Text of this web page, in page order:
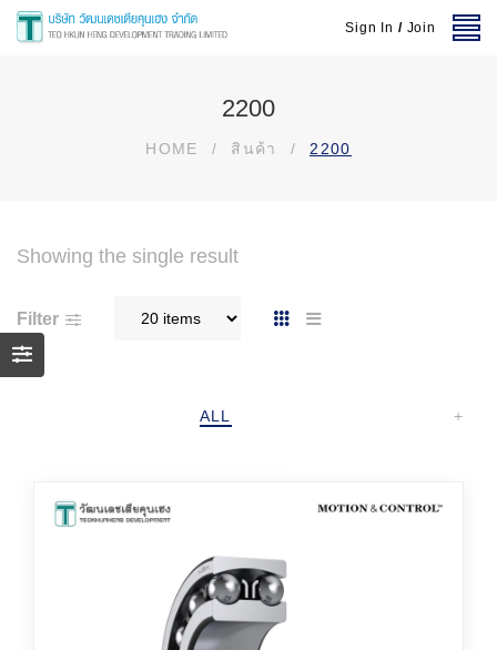
Sign In / Join
2200
HOME / สินค้า / 2200
Showing the single result
Filter
ALL +